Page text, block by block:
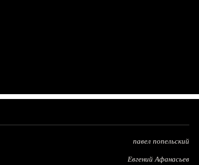
павел попельский
Евгений Афанасьев